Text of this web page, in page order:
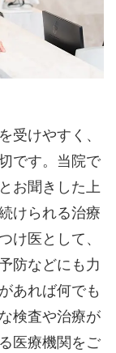
受けやすく、
です。当院で
お聞きした上
けられる治療
け医として、
防などにも力
あれば何でも
検査や治療が
医療機関をご